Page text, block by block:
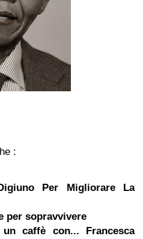
:
Per Migliorare La
per sopravvivere
caffè con... Francesca